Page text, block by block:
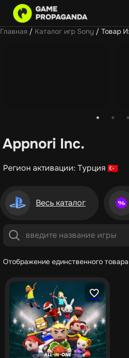
Главная / Каталог игр Sony / Товар
Appnori Inc.
Регион активации: Турция
Весь каталог
Отображение единственного товара